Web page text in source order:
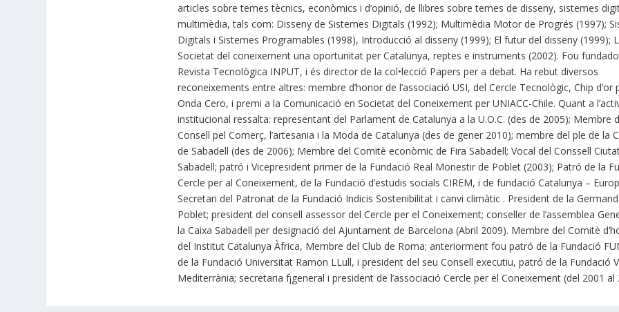
articles sobre temes tècnics, econòmics i d’opinió, de llibres sobre temes de disseny, sistemes
multimèdia, tals com: Disseny de Sistemes Digitals (1992); Multimèdia Motor de Progrés (1997);
Digitals i Sistemes Programables (1998), Introducció al disseny (1999); El futur del disseny (1999);
Societat del coneixement una oportunitat per Catalunya, reptes e instruments (2002). Fou
Revista Tecnològica INPUT, i és director de la col•lecció Papers per a debat. Ha rebut diversos
reconeixements entre altres: membre d’honor de l’associació USI, del Cercle Tecnològic, Chip d’or
Onda Cero, i premi a la Comunicació en Societat del Coneixement per UNIACC-Chile. Quant a
institucional ressalta: representant del Parlament de Catalunya a la U.O.C. (des de 2005); Membre
Consell pel Comerç, l’artesania i la Moda de Catalunya (des de gener 2010); membre del ple de la
de Sabadell (des de 2006); Membre del Comitè econòmic de Fira Sabadell; Vocal del Conssell
Sabadell; patró i Vicepresident primer de la Fundació Real Monestir de Poblet (2003); Patró de la
Cercle per al Coneixement, de la Fundació d’estudis socials CIREM, i de fundació Catalunya –
Secretari del Patronat de la Fundació Indicis Sostenibilitat i canvi climàtic . President de la
Poblet; president del consell assessor del Cercle per el Coneixement; conseller de l’assemblea
la Caixa Sabadell per designació del Ajuntament de Barcelona (Abril 2009). Membre del Comitè
del Institut Catalunya Àfrica, Membre del Club de Roma; anteriorment fou patró de la Fundació
de la Fundació Universitat Ramon LLull, i president del seu Consell executiu, patró de la Fundació
Mediterrània; secretaria f¡general i president de l’associació Cercle per el Coneixement (del 2001 al